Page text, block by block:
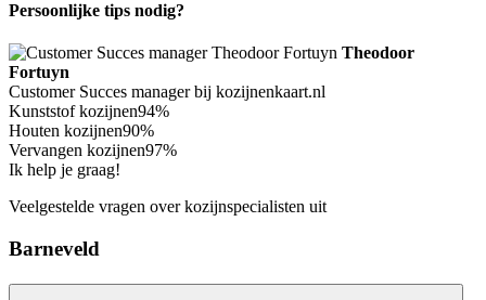
Persoonlijke tips nodig?
Theodoor
Fortuyn
Customer Succes manager bij kozijnenkaart.nl
Kunststof kozijnen94%
Houten kozijnen90%
Vervangen kozijnen97%
Ik help je graag!
Veelgestelde vragen over kozijnspecialisten uit
Barneveld